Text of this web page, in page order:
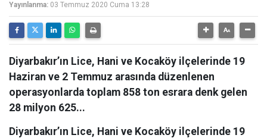
Yayınlanma: 03 Temmuz 2020 Cuma 13:28
Diyarbakır’ın Lice, Hani ve Kocaköy ilçelerinde 19
Haziran ve 2 Temmuz arasında düzenlenen
operasyonlarda toplam 858 ton esrara denk gelen
28 milyon 625...
Diyarbakır’ın Lice, Hani ve Kocaköy ilçelerinde 19